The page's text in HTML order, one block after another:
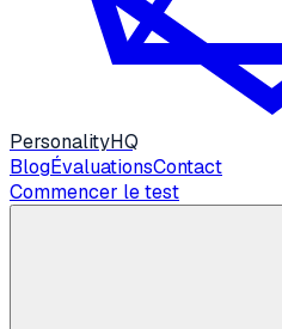
PersonalityHQ
BlogÉvaluationsContact
Commencer le test